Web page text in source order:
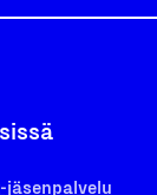
jäsenpalvelu